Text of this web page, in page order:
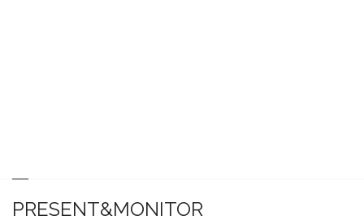
PRESENT&MONITOR